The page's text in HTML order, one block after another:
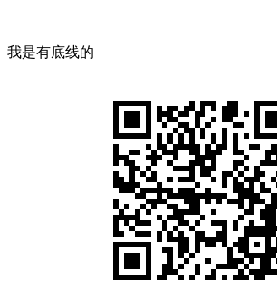
我是有底线的